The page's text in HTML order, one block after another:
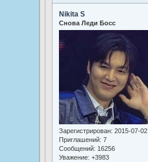
Nikita S
Снова Леди Босс
Зарегистрирован: 2015-07-02
Приглашений: 7
Сообщений: 16256
Уважение: +3983